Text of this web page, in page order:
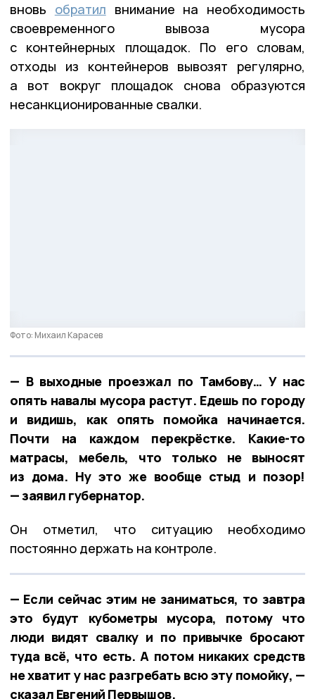
вновь обратил внимание на необходимость
своевременного вывоза мусора
с контейнерных площадок. По его словам,
отходы из контейнеров вывозят регулярно,
а вот вокруг площадок снова образуются
несанкционированные свалки.
Фото: Михаил Карасев
— В выходные проезжал по Тамбову… У нас
опять навалы мусора растут. Едешь по городу
и видишь, как опять помойка начинается.
Почти на каждом перекрёстке. Какие-то
матрасы, мебель, что только не выносят
из дома. Ну это же вообще стыд и позор!
— заявил губернатор.
Он отметил, что ситуацию необходимо
постоянно держать на контроле.
— Если сейчас этим не заниматься, то завтра
это будут кубометры мусора, потому что
люди видят свалку и по привычке бросают
туда всё, что есть. А потом никаких средств
не хватит у нас разгребать всю эту помойку, —
сказал Евгений Первышов.